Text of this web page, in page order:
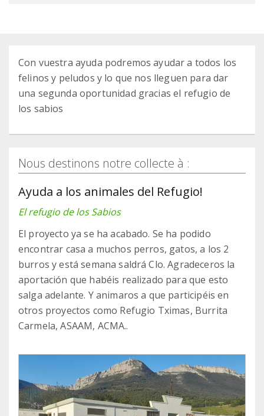
Con vuestra ayuda podremos ayudar a todos los
felinos y peludos y lo que nos lleguen para dar
una segunda oportunidad gracias el refugio de
los sabios
Nous destinons notre collecte à :
Ayuda a los animales del Refugio!
El refugio de los Sabios
El proyecto ya se ha acabado. Se ha podido
encontrar casa a muchos perros, gatos, a los 2
burros y está semana saldrá Clo. Agradeceros la
aportación que habéis realizado para que esto
salga adelante. Y animaros a que participéis en
otros proyectos como Refugio Tximas, Burrita
Carmela, ASAAM, ACMA..